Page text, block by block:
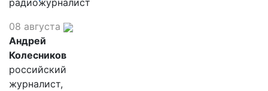
радиожурналист
08 августа
Андрей
Колесников
российский
журналист,